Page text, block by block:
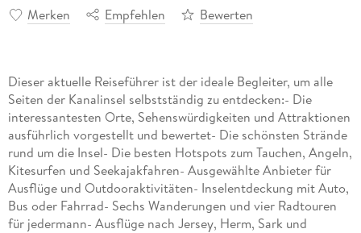
Merken Empfehlen Bewerten
Dieser aktuelle Reiseführer ist der ideale Begleiter, um alle
Seiten der Kanalinsel selbstständig zu entdecken:- Die
interessantesten Orte, Sehenswürdigkeiten und Attraktionen
ausführlich vorgestellt und bewertet- Die schönsten Strände
rund um die Insel- Die besten Hotspots zum Tauchen, Angeln,
Kitesurfen und Seekajakfahren- Ausgewählte Anbieter für
Ausflüge und Outdooraktivitäten- Inselentdeckung mit Auto,
Bus oder Fahrrad- Sechs Wanderungen und vier Radtouren
für jedermann- Ausflüge nach Jersey, Herm, Sark und